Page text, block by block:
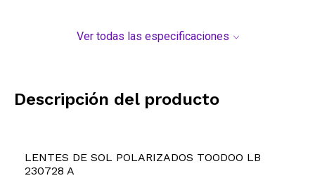
Ver todas las especificaciones
Descripción del producto
LENTES DE SOL POLARIZADOS TOODOO LB
230728 A